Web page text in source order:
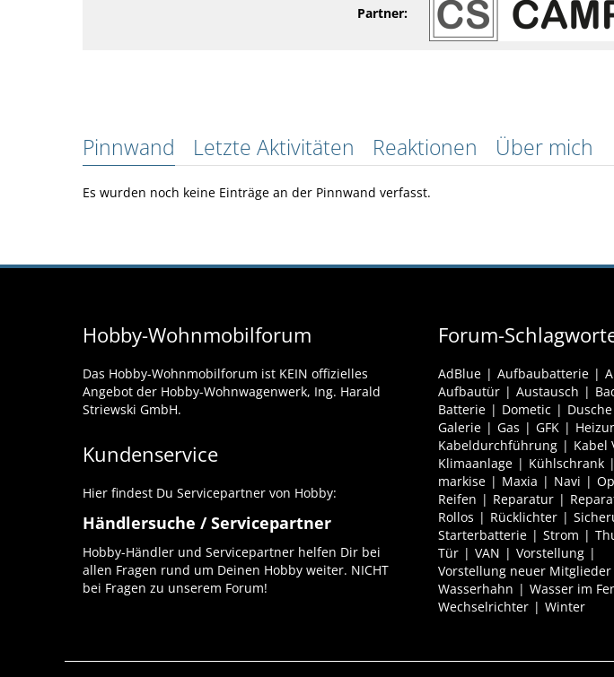
Partner:
Pinnwand Letzte Aktivitäten Reaktionen Über mich
Es wurden noch keine Einträge an der Pinnwand verfasst.
Hobby-Wohnmobilforum
Das Hobby-Wohnmobilforum ist KEIN offizielles
Angebot der Hobby-Wohnwagenwerk, Ing. Harald
Striewski GmbH.
Kundenservice
Hier findest Du Servicepartner von Hobby:
Händlersuche / Servicepartner
Hobby-Händler und Servicepartner helfen Dir bei
allen Fragen rund um Deinen Hobby weiter. NICHT
bei Fragen zu unserem Forum!
Forum-
AdBlue Aufbaubatterie
Aufbautür
Austausch
Batterie
Dometic Dusche
Galerie
Gas GFK
Kabeldurchführung
Kabel
Klimaanlage
Kühlschrank
markise
Maxia Navi
Reifen
Reparatur
Rollos
Rücklichter
Starterbatterie
Strom
Tür
VAN
Vorstellung
Vorstellung neuer Mitglieder
Wasserhahn
Wasser im
Wechselrichter
Winter